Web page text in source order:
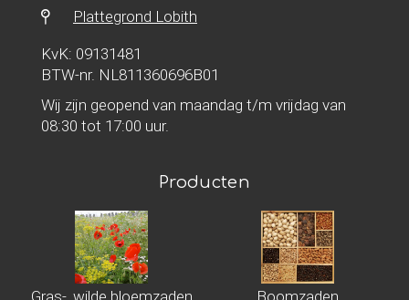
Plattegrond Lobith
KvK: 09131481
BTW-nr. NL811360696B01
Wij zijn geopend van maandag t/m vrijdag van
08:30 tot 17:00 uur.
Producten